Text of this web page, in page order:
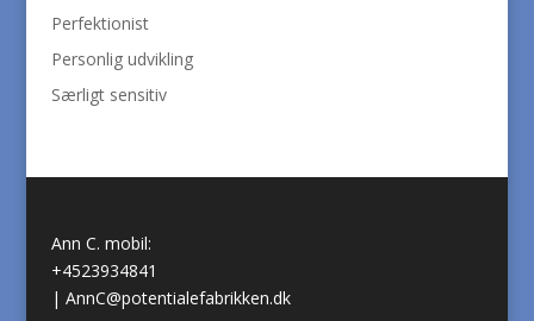
Perfektionist
Personlig udvikling
Særligt sensitiv
Ann C. mobil:
+4523934841
| AnnC@potentialefabrikken.dk